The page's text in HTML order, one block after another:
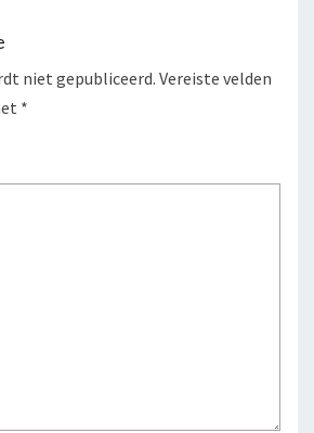
niet gepubliceerd. Vereiste velden
*